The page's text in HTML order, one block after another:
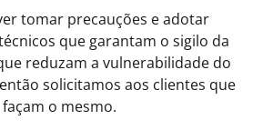
tomar precauções e adotar
que garantam o sigilo da
reduzam a vulnerabilidade do
solicitamos aos clientes que
façam o mesmo.